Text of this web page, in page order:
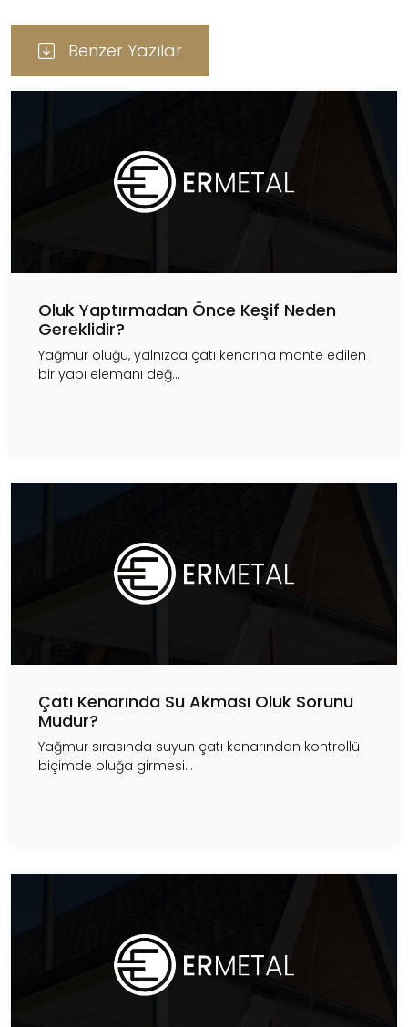
Benzer Yazılar
Oluk Yaptırmadan Önce Keşif Neden
Gereklidir?
Yağmur oluğu, yalnızca çatı kenarına monte edilen
bir yapı elemanı değ...
Çatı Kenarında Su Akması Oluk Sorunu
Mudur?
Yağmur sırasında suyun çatı kenarından kontrollü
biçimde oluğa girmesi...